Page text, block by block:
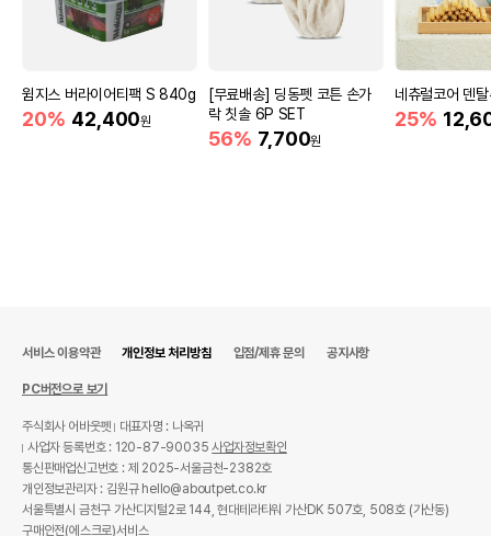
윔지스 버라이어티팩 S 840g
20% 42,400원
[무료배송] 딩동펫 코튼 손가
락 칫솔 6P SET
56% 7,700원
네츄럴코어 덴
25%
서비스 이용약관 개인정보 처리방침 입점/제휴 문의 공지사항
PC버전으로 보기
주식회사 어바웃펫
대표자명 : 나옥귀
사업자 등록번호 : 120-87-90035사업자정보확인
통신판매업신고번호 : 제 2025-서울금천-2382호
개인정보관리자 : 김원규 hello@aboutpet.co.kr
서울특별시 금천구 가산디지털2로 144, 현대테라타워 가산DK 507호, 508호 (가산동)
구매안전(에스크로)서비스